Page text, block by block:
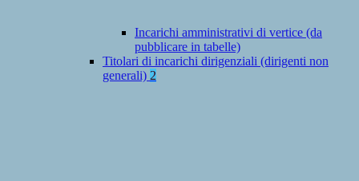
Incarichi amministrativi di vertice (da
pubblicare in tabelle)
Titolari di incarichi dirigenziali (dirigenti non
generali) 2